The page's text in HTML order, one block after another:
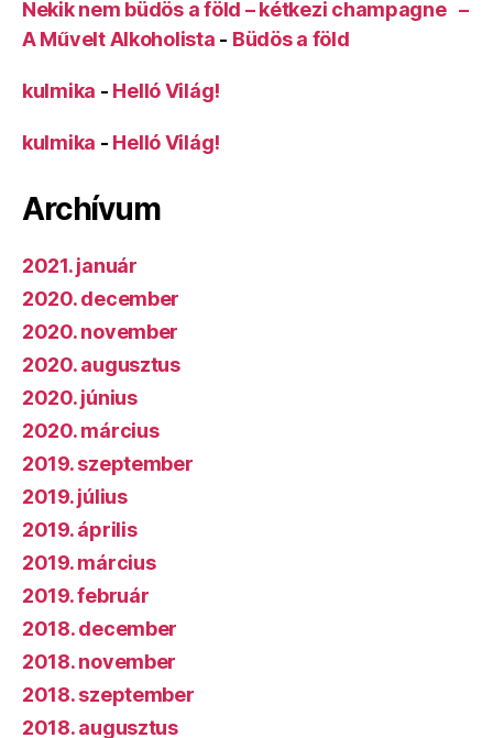
Nekik nem büdös a föld – kétkezi champagne –
A Művelt Alkoholista - Büdös a föld
kulmika - Helló Világ!
kulmika - Helló Világ!
Archívum
2021. január
2020. december
2020. november
2020. augusztus
2020. június
2020. március
2019. szeptember
2019. július
2019. április
2019. március
2019. február
2018. december
2018. november
2018. szeptember
2018. augusztus